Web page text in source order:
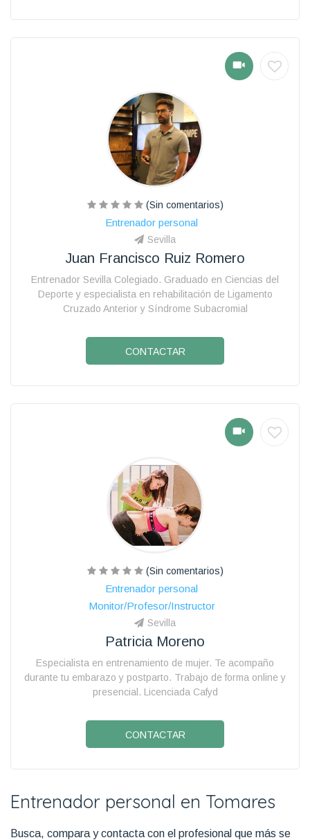
(Sin comentarios)
Entrenador personal
Sevilla
Juan Francisco Ruiz Romero
Entrenador Sevilla Colegiado. Graduado en Ciencias del
Deporte y especialista en rehabilitación de Ligamento
Cruzado Anterior y Síndrome Subacromial
CONTACTAR
(Sin comentarios)
Entrenador personal
Monitor/Profesor/Instructor
Sevilla
Patricia Moreno
Especialista en entrenamiento de mujer. Te acompaño
durante tu embarazo y postparto. Trabajo de forma online y
presencial. Licenciada Cafyd
CONTACTAR
Entrenador personal en Tomares
Busca, compara y contacta con el profesional que más se